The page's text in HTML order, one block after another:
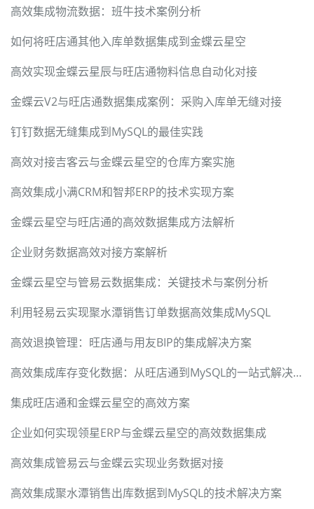
高效集成物流数据：班牛技术案例分析
如何将旺店通其他入库单数据集成到金蝶云星空
高效实现金蝶云星辰与旺店通物料信息自动化对接
金蝶云V2与旺店通数据集成案例：采购入库单无缝对接
钉钉数据无缝集成到MySQL的最佳实践
高效对接吉客云与金蝶云星空的仓库方案实施
高效集成小满CRM和智邦ERP的技术实现方案
金蝶云星空与旺店通的高效数据集成方法解析
企业财务数据高效对接方案解析
金蝶云星空与管易云数据集成：关键技术与案例分析
利用轻易云实现聚水潭销售订单数据高效集成MySQL
高效退换管理：旺店通与用友BIP的集成解决方案
高效集成库存变化数据：从旺店通到MySQL的一站式解决方案
集成旺店通和金蝶云星空的高效方案
企业如何实现领星ERP与金蝶云星空的高效数据集成
高效集成管易云与金蝶云实现业务数据对接
高效集成聚水潭销售出库数据到MySQL的技术解决方案